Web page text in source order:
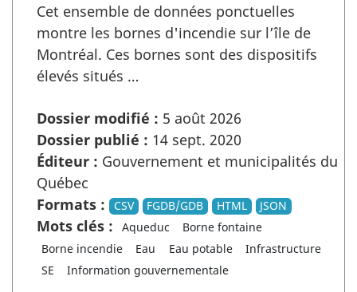
Cet ensemble de données ponctuelles
montre les bornes d'incendie sur l’île de
Montréal. Ces bornes sont des dispositifs
élevés situés …
Dossier modifié : 5 août 2026
Dossier publié : 14 sept. 2020
Éditeur : Gouvernement et municipalités du
Québec
Formats :
CSV FGDB/GDB HTML JSON
Mots clés : Aqueduc
Borne fontaine
Borne incendie
Eau Eau potable
Infrastructure
SE
Information gouvernementale